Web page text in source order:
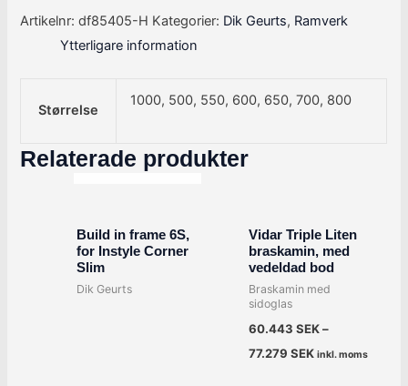
Artikelnr:df85405-H Kategorier: Dik Geurts, Ramverk
Ytterligare information
Størrelse
1000, 500, 550, 600, 650, 700, 800
Relaterade produkter
SLUT I LAGER
Build in frame 6S,
for Instyle Corner
Slim
Dik Geurts
Vidar Triple Liten
braskamin, med
vedeldad bod
Braskamin med
sidoglas
60.443SEK–
77.279SEK inkl. moms